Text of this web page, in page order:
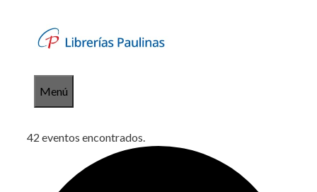
contenido
Menú
42 eventos encontrados.